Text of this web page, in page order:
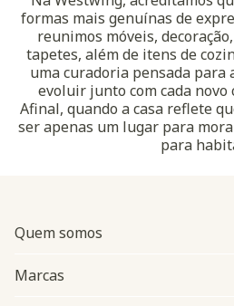
formas mais genuínas de
reunimos móveis,
tapetes, além de itens de
uma curadoria pensada para
evoluir junto com cada novo
Afinal, quando a casa reflete
ser apenas um lugar para
para
Quem somos
Marcas